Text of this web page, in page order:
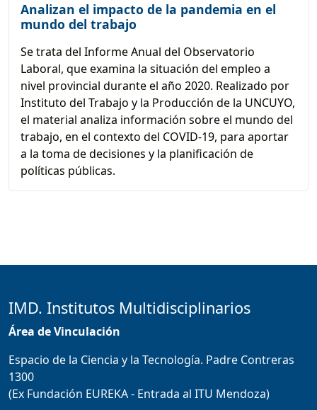
Analizan el impacto de la pandemia en el
mundo del trabajo
Se trata del Informe Anual del Observatorio
Laboral, que examina la situación del empleo a
nivel provincial durante el año 2020. Realizado por
Instituto del Trabajo y la Producción de la UNCUYO,
el material analiza información sobre el mundo del
trabajo, en el contexto del COVID-19, para aportar
a la toma de decisiones y la planificación de
políticas públicas.
IMD. Institutos Multidisciplinarios
Área de Vinculación
Espacio de la Ciencia y la Tecnología. Padre Contreras
1300
(Ex Fundación EUREKA - Entrada al ITU Mendoza)